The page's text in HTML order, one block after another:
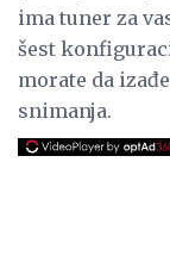
ima tuner za
šest
morate da
snimanja.